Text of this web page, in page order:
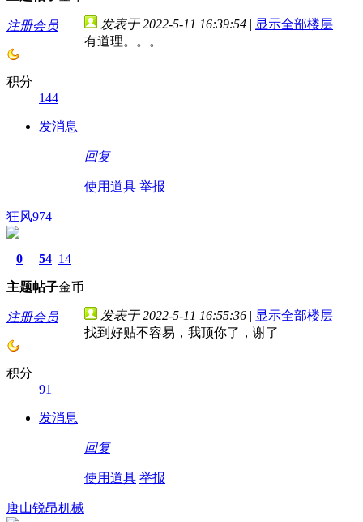
注册会员
积分
144
发消息
发表于 2022-5-11 16:39:54 | 显示全部楼层
有道理。。。
回复
使用道具 举报
狂风974
0
主题
54
帖子
14
金币
注册会员
积分
91
发消息
发表于 2022-5-11 16:55:36 | 显示全部楼层
找到好贴不容易，我顶你了，谢了
回复
使用道具 举报
唐山锐昂机械